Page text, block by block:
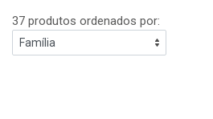
37 produtos ordenados por: